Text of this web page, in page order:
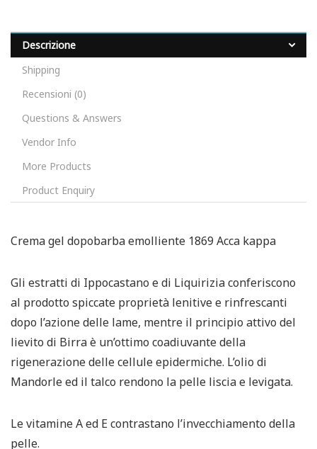
Descrizione
Shipping
Recensioni (0)
Questions & Answers
Vendor Info
More Products
Product Enquiry
Crema gel dopobarba emolliente 1869 Acca kappa
Gli estratti di Ippocastano e di Liquirizia conferiscono
al prodotto spiccate proprietà lenitive e rinfrescanti
dopo l’azione delle lame, mentre il principio attivo del
lievito di Birra è un’ottimo coadiuvante della
rigenerazione delle cellule epidermiche. L’olio di
Mandorle ed il talco rendono la pelle liscia e levigata.
Le vitamine A ed E contrastano l’invecchiamento della
pelle.